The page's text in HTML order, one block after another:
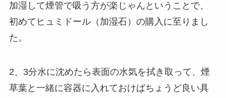
加湿して煙管で吸う方が楽じゃんということで、
初めてヒュミドール（加湿石）の購入に至りまし
た。
2、3分水に沈めたら表面の水気を拭き取って、煙
草葉と一緒に容器に入れておけばちょうど良い具